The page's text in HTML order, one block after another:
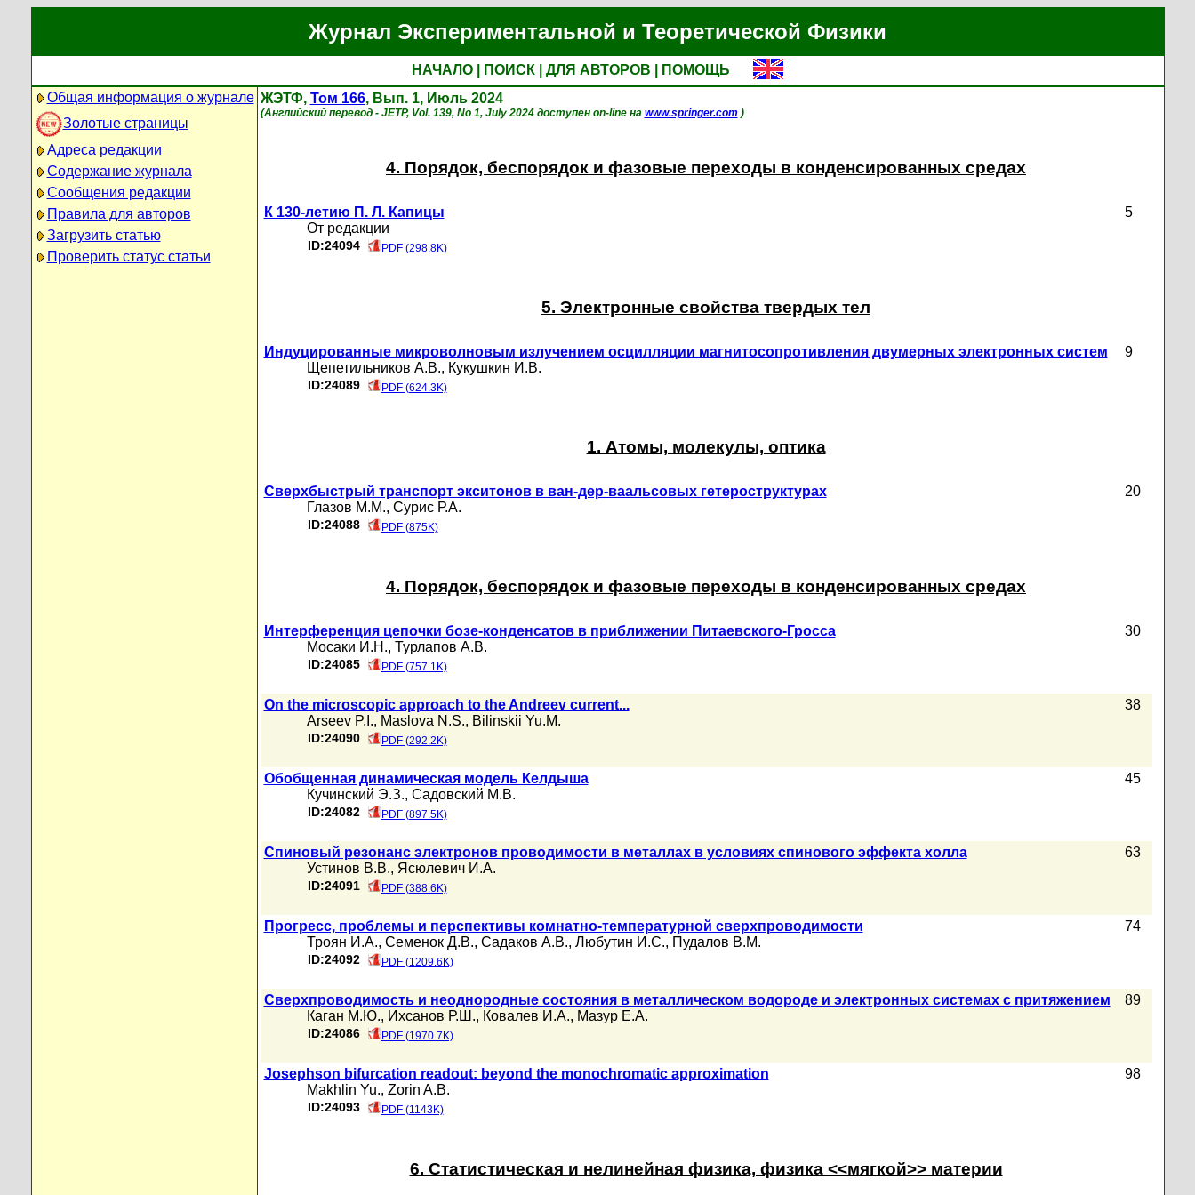
Журнал Экспериментальной и Теоретической Физики
НАЧАЛО ПОИСК ДЛЯ АВТОРОВ
ПОМОЩЬ
Общая информация о журнале
Золотые страницы
Адреса редакции
Содержание журнала
Сообщения редакции
Правила для авторов
Загрузить статью
Проверить статус статьи
ЖЭТФ, Том 166, Вып. 1, Июль 2024
(Английский перевод - JETP, Vol. 139, No 1, July 2024 доступен on-line на www.springer.com)
4. Порядок, беспорядок и фазовые переходы в конденсированных средах
К 130-летию П. Л. Капицы
От редакции
ID:24094 PDF (298.8K)
5
5. Электронные свойства твердых тел
Индуцированные микроволновым излучением осцилляции магнитосопротивления двумерных электронных систем
Щепетильников А.В., Кукушкин И.В.
ID:24089 PDF (624.3K)
9
1. Атомы, молекулы, оптика
Сверхбыстрый транспорт экситонов в ван-дер-ваальсовых гетероструктурах
Глазов М.М., Сурис Р.А.
ID:24088 PDF (875K)
20
4. Порядок, беспорядок и фазовые переходы в конденсированных средах
Интерференция цепочки бозе-конденсатов в приближении Питаевского-Гросса
Мосаки И.Н., Турлапов А.В.
ID:24085 PDF (757.1K)
30
On the microscopic approach to the Andreev current...
Arseev P.I., Maslova N.S., Bilinskii Yu.M.
ID:24090 PDF (292.2K)
38
Обобщенная динамическая модель Келдыша
Кучинский Э.З., Садовский М.В.
ID:24082 PDF (897.5K)
45
Спиновый резонанс электронов проводимости в металлах в условиях спинового эффекта холла
Устинов В.В., Ясюлевич И.А.
ID:24091 PDF (388.6K)
63
Прогресс, проблемы и перспективы комнатно-температурной сверхпроводимости
Троян И.А., Семенок Д.В., Садаков А.В., Любутин И.С., Пудалов В.М.
ID:24092 PDF (1209.6K)
74
Сверхпроводимость и неоднородные состояния в металлическом водороде и электронных системах с притяжением
Каган М.Ю., Ихсанов Р.Ш., Ковалев И.А., Мазур Е.А.
ID:24086 PDF (1970.7K)
89
Josephson bifurcation readout: beyond the monochromatic approximation
Makhlin Yu., Zorin A.B.
ID:24093 PDF (1143K)
98
6. Статистическая и нелинейная физика, физика <<мягкой>> материи